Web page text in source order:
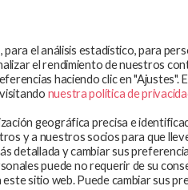
EN:
el análisis estadístico, para
el rendimiento de nuestros
haciendo clic en "Ajustes".
nuestra política de
geográfica precisa e
y a nuestros socios para que
detallada y cambiar sus
puede no requerir de su
sitio web. Puede cambiar sus